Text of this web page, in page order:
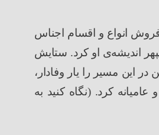
انواع و اقسام اجناس
اندیشهی او کرد. ستایش
این مسیر را یار وفادار،
و عامیانه کرد.(نگاه کنید به